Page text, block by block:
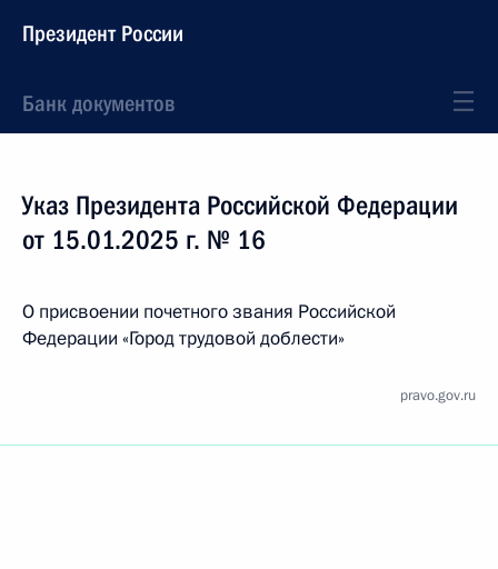
Президент России
Банк документов
Указ Президента Российской Федерации
от 15.01.2025 г. № 16
О присвоении почетного звания Российской
Федерации «Город трудовой доблести»
pravo.gov.ru